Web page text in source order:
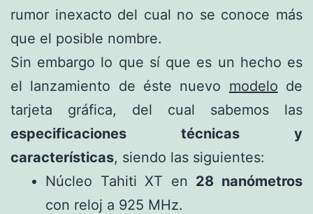
rumor inexacto del cual no se conoce más
que el posible nombre.
Sin embargo lo que sí que es un hecho es
el lanzamiento de éste nuevo modelo de
tarjeta gráfica, del cual sabemos las
especificaciones técnicas y
características, siendo las siguientes:
Núcleo Tahiti XT en 28 nanómetros
con reloj a 925 MHz.